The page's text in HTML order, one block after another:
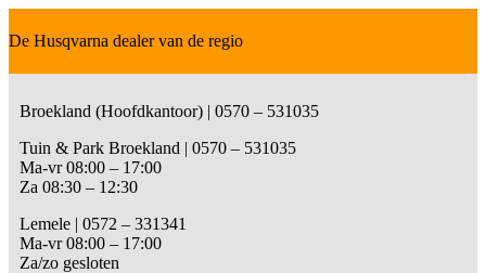
De Husqvarna dealer van de regio
Broekland (Hoofdkantoor) | 0570 – 531035
Tuin & Park Broekland | 0570 – 531035
Ma-vr 08:00 – 17:00
Za 08:30 – 12:30
Lemele | 0572 – 331341
Ma-vr 08:00 – 17:00
Za/zo gesloten